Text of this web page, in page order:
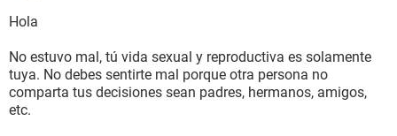
Hola
No estuvo mal, tú vida sexual y reproductiva es solamente
tuya. No debes sentirte mal porque otra persona no
comparta tus decisiones sean padres, hermanos, amigos,
etc.